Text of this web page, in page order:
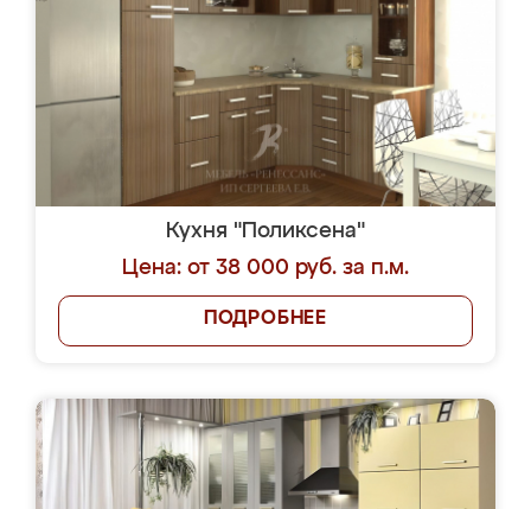
Кухня "Поликсена"
Цена: от 38 000 руб. за п.м.
ПОДРОБНЕЕ